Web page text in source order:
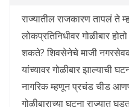
राज्यातील राजकारण तापलं ते
लोकप्रतिनिधीवर गोळीबार
शकते? शिवसेनेचे माजी
यांच्यावर गोळीबार झाल्याची
नागरिक म्हणून प्रचंड चीड
गोळीबाराच्या घटना